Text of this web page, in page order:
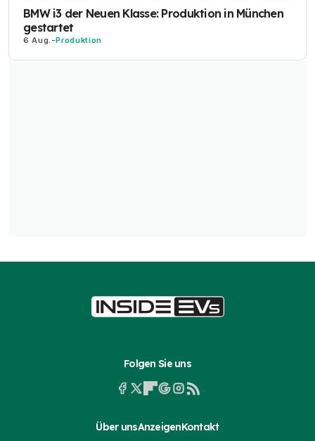
BMW i3 der Neuen Klasse: Produktion in München
gestartet
6 Aug. -Produktion
Folgen Sie uns
Über unsAnzeigenKontakt